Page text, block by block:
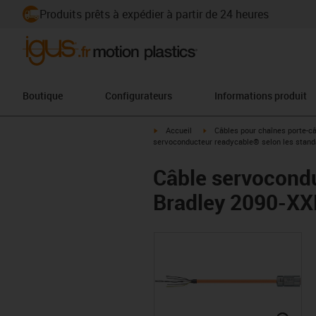
Produits prêts à expédier à partir de 24 heures
Boutique Configurateurs Informations produit
igus-icon-arrow-right
Accueil igus-icon-arrow-right
Câbles pour chaînes porte-
servoconducteur readycable® selon les
Câble
Bradley 2090-